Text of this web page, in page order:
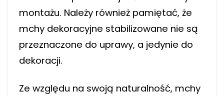
montażu. Należy również pamiętać, że
mchy dekoracyjne stabilizowane nie są
przeznaczone do uprawy, a jedynie do
dekoracji.
Ze względu na swoją naturalność, mchy